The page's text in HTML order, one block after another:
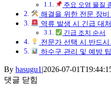
주요 오염 물질
해결을 위한 전문 장비
역류 발생 시 긴급 대
긴급 조치 순서
전문가 선택 시 반드
하수구 관리 및 예방 팁
By hasugu1 |2026-07-
댓글 닫힘